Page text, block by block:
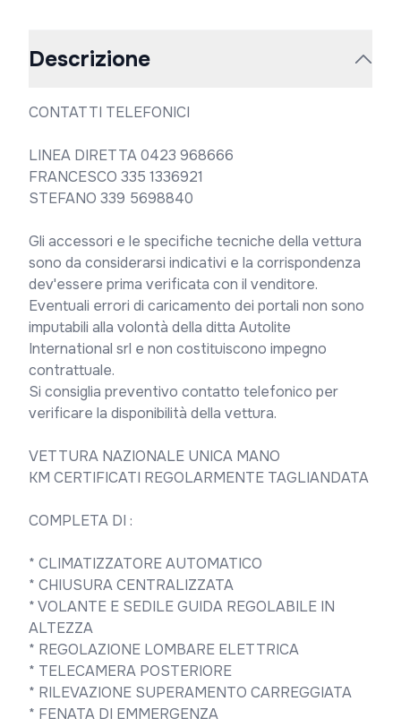
Descrizione
CONTATTI TELEFONICI
LINEA DIRETTA 0423 968666
FRANCESCO 335 1336921
STEFANO 339 5698840
Gli accessori e le specifiche tecniche della vettura
sono da considerarsi indicativi e la corrispondenza
dev'essere prima verificata con il venditore.
Eventuali errori di caricamento dei portali non sono
imputabili alla volontà della ditta Autolite
International srl e non costituiscono impegno
contrattuale.
Si consiglia preventivo contatto telefonico per
verificare la disponibilità della vettura.
VETTURA NAZIONALE UNICA MANO
KM CERTIFICATI REGOLARMENTE TAGLIANDATA
COMPLETA DI :
* CLIMATIZZATORE AUTOMATICO
* CHIUSURA CENTRALIZZATA
* VOLANTE E SEDILE GUIDA REGOLABILE IN
ALTEZZA
* REGOLAZIONE LOMBARE ELETTRICA
* TELECAMERA POSTERIORE
* RILEVAZIONE SUPERAMENTO CARREGGIATA
* FENATA DI EMMERGENZA